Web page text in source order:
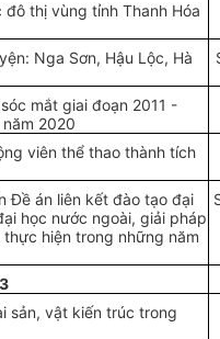
thị vùng tỉnh Thanh Hóa
Nga Sơn, Hậu Lộc, Hà
mắt giai đoạn 2011 -
2020
viên thể thao thành tích
Đề án liên kết đào tạo đại
học nước ngoài, giải pháp
hiện trong những năm
sản, vật kiến trúc trong